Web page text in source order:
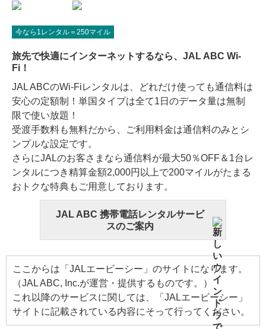
今なら1レンタル＝250マイル
旅先で快適にインターネットするなら、JAL ABC Wi-
Fi！
JAL ABCのWi-Fiレンタルは、どれだけ使っても通信料は
安心の定額制！単国タイプは全て1日のデータ量は無制
限で使い放題！
受渡手数料も無料だから、ご利用料金は通信料のみとシ
ンプルな設定です。
さらにJALのお客さまなら通信料が最大50％OFF＆1台レ
ンタルにつき精算金額2,000円以上で200マイルがたまる
おトクな特典もご用意しております。
JAL ABC 携帯電話レンタルサービ
スのご案内
ここからは「JALエービーシー」のサイトになります。
（JAL ABC, Inc.が運営・提供するものです。）
これ以降のサービスに関しては、「JALエービーシー」
サイトに記載されている内容にそって行ってください。